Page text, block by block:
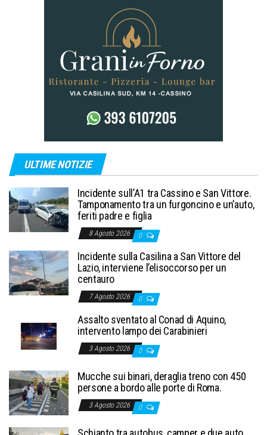
ULTIME NOTIZIE
Incidente sull’A1 tra Cassino e San Vittore.
Tamponamento tra un furgoncino e un’auto,
feriti padre e figlia
8 Agosto 2026 0
Incidente sulla Casilina a San Vittore del
Lazio, interviene l’elisoccorso per un
centauro
7 Agosto 2026 0
Assalto sventato al Conad di Aquino,
intervento lampo dei Carabinieri
3 Agosto 2026 0
Mucche sui binari, deraglia treno con 450
persone a bordo alle porte di Roma.
3 Agosto 2026 0